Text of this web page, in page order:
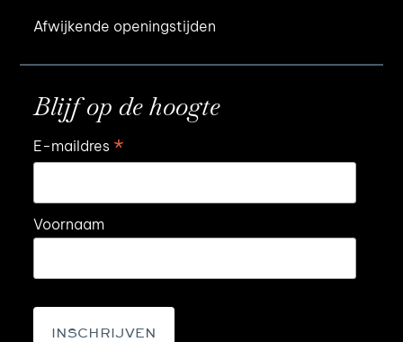
Afwijkende openingstijden
Blijf op de hoogte
E-maildres *
Voornaam